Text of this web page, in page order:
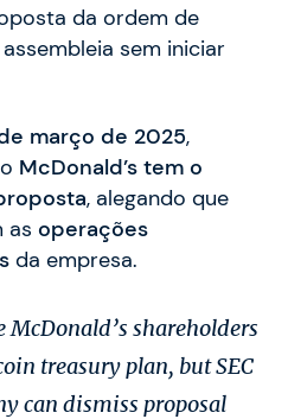
da ordem de
sem iniciar
março de 2025,
McDonald’s tem o
, alegando que
as operações
da empresa.
McDonald’s shareholders
treasury plan, but SEC
can dismiss proposal